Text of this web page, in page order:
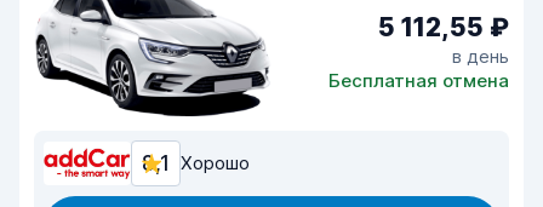
5 112,55 ₽
в день
Бесплатная отмена
8,1 Хорошо